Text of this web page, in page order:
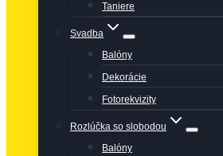
Taniere
Svadba
Balóny
Dekorácie
Fotorekvizity
Rozlúčka so slobodou
Balóny